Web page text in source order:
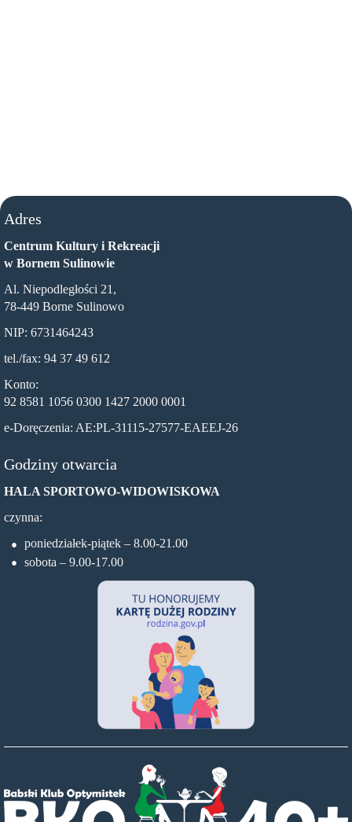
Adres
Centrum Kultury i Rekreacji
w Bornem Sulinowie
Al. Niepodległości 21,
78-449 Borne Sulinowo
NIP: 6731464243
tel./fax: 94 37 49 612
Konto:
92 8581 1056 0300 1427 2000 0001
e-Doręczenia: AE:PL-31115-27577-EAEEJ-26
Godziny otwarcia
HALA SPORTOWO-WIDOWISKOWA
czynna:
poniedziałek-piątek – 8.00-21.00
sobota – 9.00-17.00